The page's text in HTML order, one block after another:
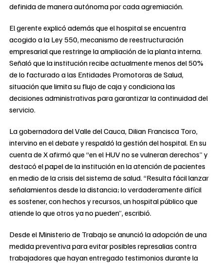
definida de manera autónoma por cada agremiación.
El gerente explicó además que el hospital se encuentra
acogido a la Ley 550, mecanismo de reestructuración
empresarial que restringe la ampliación de la planta interna.
Señaló que la institución recibe actualmente menos del 50%
de lo facturado a las Entidades Promotoras de Salud,
situación que limita su flujo de caja y condiciona las
decisiones administrativas para garantizar la continuidad del
servicio.
La gobernadora del Valle del Cauca, Dilian Francisca Toro,
intervino en el debate y respaldó la gestión del hospital. En su
cuenta de X afirmó que “en el HUV no se vulneran derechos” y
destacó el papel de la institución en la atención de pacientes
en medio de la crisis del sistema de salud. “Resulta fácil lanzar
señalamientos desde la distancia; lo verdaderamente difícil
es sostener, con hechos y recursos, un hospital público que
atiende lo que otros ya no pueden”, escribió.
Desde el Ministerio de Trabajo se anunció la adopción de una
medida preventiva para evitar posibles represalias contra
trabajadores que hayan entregado testimonios durante la